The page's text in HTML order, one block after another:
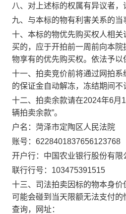
八、对上述标的权属有异议者，
九、与本标的物有利害关系的
十、本标的物优先购买权人相
买的，应于开拍前一周前向本
物享有的优先购买权。依法予
十一、拍卖竞价前将通过网拍
的保证金自动解冻，冻结期间
十二、拍卖余款请在2024年6月
辆拍卖余款”。
户名：菏泽市定陶区人民法院
账号： 6228401837656123768
开户行：中国农业银行股份有限
联行行号： 103475391515
十三、司法拍卖因标的物本身
可能会碰到当天限额无法支付
查询，网址：